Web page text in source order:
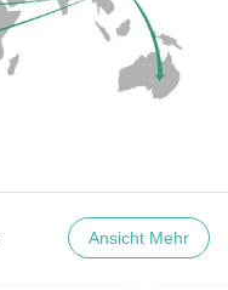
Ansicht Mehr